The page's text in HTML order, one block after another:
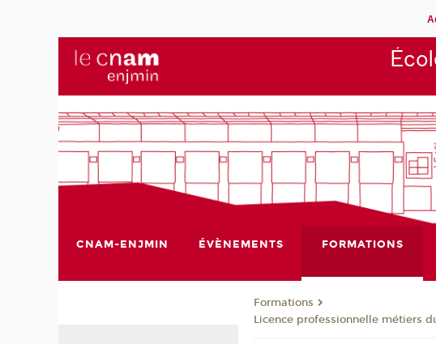
CNAM-ENJMIN ÉVÈNEMENTS FORMATIONS
Formations
Licence professionnelle métiers